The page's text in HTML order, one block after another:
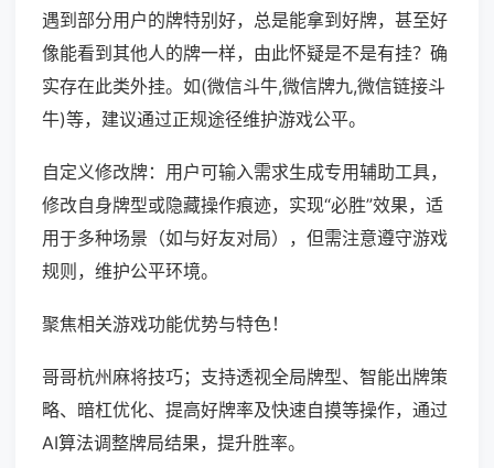
遇到部分用户的牌特别好，总是能拿到好牌，甚至好
像能看到其他人的牌一样，由此怀疑是不是有挂？确
实存在此类外挂。如(微信斗牛,微信牌九,微信链接斗
牛)等，建议通过正规途径维护游戏公平。
自定义修改牌：用户可输入需求生成专用辅助工具，
修改自身牌型或隐藏操作痕迹，实现“必胜”效果，适
用于多种场景（如与好友对局），但需注意遵守游戏
规则，维护公平环境。
聚焦相关游戏功能优势与特色！
哥哥杭州麻将技巧；支持透视全局牌型、智能出牌策
略、暗杠优化、提高好牌率及快速自摸等操作，通过
AI算法调整牌局结果，提升胜率。